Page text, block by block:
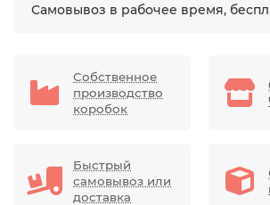
Самовывоз в рабочее время,
Собственное
производство
коробок
Быстрый
самовывоз или
доставка